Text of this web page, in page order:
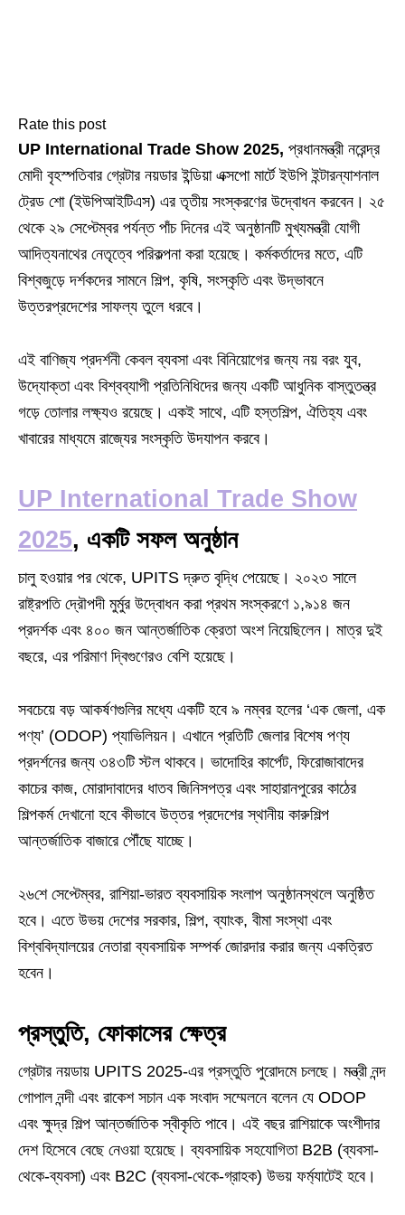
Rate this post
UP International Trade Show 2025, প্রধানমন্ত্রী নরেন্দ্র
মোদী বৃহস্পতিবার গ্রেটার নয়ডার ইন্ডিয়া এক্সপো মার্টে ইউপি ইন্টারন্যাশনাল
ট্রেড শো (ইউপিআইটিএস) এর তৃতীয় সংস্করণের উদ্বোধন করবেন। ২৫
থেকে ২৯ সেপ্টেম্বর পর্যন্ত পাঁচ দিনের এই অনুষ্ঠানটি মুখ্যমন্ত্রী যোগী
আদিত্যনাথের নেতৃত্বে পরিকল্পনা করা হয়েছে। কর্মকর্তাদের মতে, এটি
বিশ্বজুড়ে দর্শকদের সামনে শিল্প, কৃষি, সংস্কৃতি এবং উদ্ভাবনে
উত্তরপ্রদেশের সাফল্য তুলে ধরবে।
এই বাণিজ্য প্রদর্শনী কেবল ব্যবসা এবং বিনিয়োগের জন্য নয় বরং যুব,
উদ্যোক্তা এবং বিশ্বব্যাপী প্রতিনিধিদের জন্য একটি আধুনিক বাস্তুতন্ত্র
গড়ে তোলার লক্ষ্যও রয়েছে। একই সাথে, এটি হস্তশিল্প, ঐতিহ্য এবং
খাবারের মাধ্যমে রাজ্যের সংস্কৃতি উদযাপন করবে।
UP International Trade Show
2025, একটি সফল অনুষ্ঠান
চালু হওয়ার পর থেকে, UPITS দ্রুত বৃদ্ধি পেয়েছে। ২০২৩ সালে
রাষ্ট্রপতি দ্রৌপদী মুর্মুর উদ্বোধন করা প্রথম সংস্করণে ১,৯১৪ জন
প্রদর্শক এবং ৪০০ জন আন্তর্জাতিক ক্রেতা অংশ নিয়েছিলেন। মাত্র দুই
বছরে, এর পরিমাণ দ্বিগুণেরও বেশি হয়েছে।
সবচেয়ে বড় আকর্ষণগুলির মধ্যে একটি হবে ৯ নম্বর হলের ‘এক জেলা, এক
পণ্য’ (ODOP) প্যাভিলিয়ন। এখানে প্রতিটি জেলার বিশেষ পণ্য
প্রদর্শনের জন্য ৩৪৩টি স্টল থাকবে। ভাদোহির কার্পেট, ফিরোজাবাদের
কাচের কাজ, মোরাদাবাদের ধাতব জিনিসপত্র এবং সাহারানপুরের কাঠের
শিল্পকর্ম দেখানো হবে কীভাবে উত্তর প্রদেশের স্থানীয় কারুশিল্প
আন্তর্জাতিক বাজারে পৌঁছে যাচ্ছে।
২৬শে সেপ্টেম্বর, রাশিয়া-ভারত ব্যবসায়িক সংলাপ অনুষ্ঠানস্থলে অনুষ্ঠিত
হবে। এতে উভয় দেশের সরকার, শিল্প, ব্যাংক, বীমা সংস্থা এবং
বিশ্ববিদ্যালয়ের নেতারা ব্যবসায়িক সম্পর্ক জোরদার করার জন্য একত্রিত
হবেন।
প্রস্তুতি, ফোকাসের ক্ষেত্র
গ্রেটার নয়ডায় UPITS 2025-এর প্রস্তুতি পুরোদমে চলছে। মন্ত্রী নন্দ
গোপাল নন্দী এবং রাকেশ সচান এক সংবাদ সম্মেলনে বলেন যে ODOP
এবং ক্ষুদ্র শিল্প আন্তর্জাতিক স্বীকৃতি পাবে। এই বছর রাশিয়াকে অংশীদার
দেশ হিসেবে বেছে নেওয়া হয়েছে। ব্যবসায়িক সহযোগিতা B2B (ব্যবসা-
থেকে-ব্যবসা) এবং B2C (ব্যবসা-থেকে-গ্রাহক) উভয় ফর্ম্যাটেই হবে।